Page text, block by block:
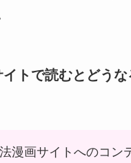
トで読むとどうな
漫画サイトへのコン